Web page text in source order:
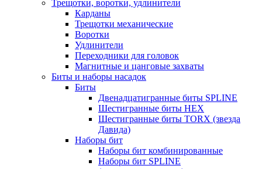
Трещотки, воротки, удлинители
Карданы
Трещотки механические
Воротки
Удлинители
Переходники для головок
Магнитные и цанговые захваты
Биты и наборы насадок
Биты
Двенадцатигранные биты SPLINE
Шестигранные биты HEX
Шестигранные биты TORX (звезда
Давида)
Наборы бит
Наборы бит комбинированные
Наборы бит SPLINE